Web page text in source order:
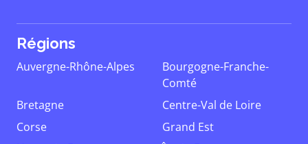
Régions
Auvergne-Rhône-Alpes
Bourgogne-Franche-
Comté
Bretagne
Centre-Val de Loire
Corse
Grand Est